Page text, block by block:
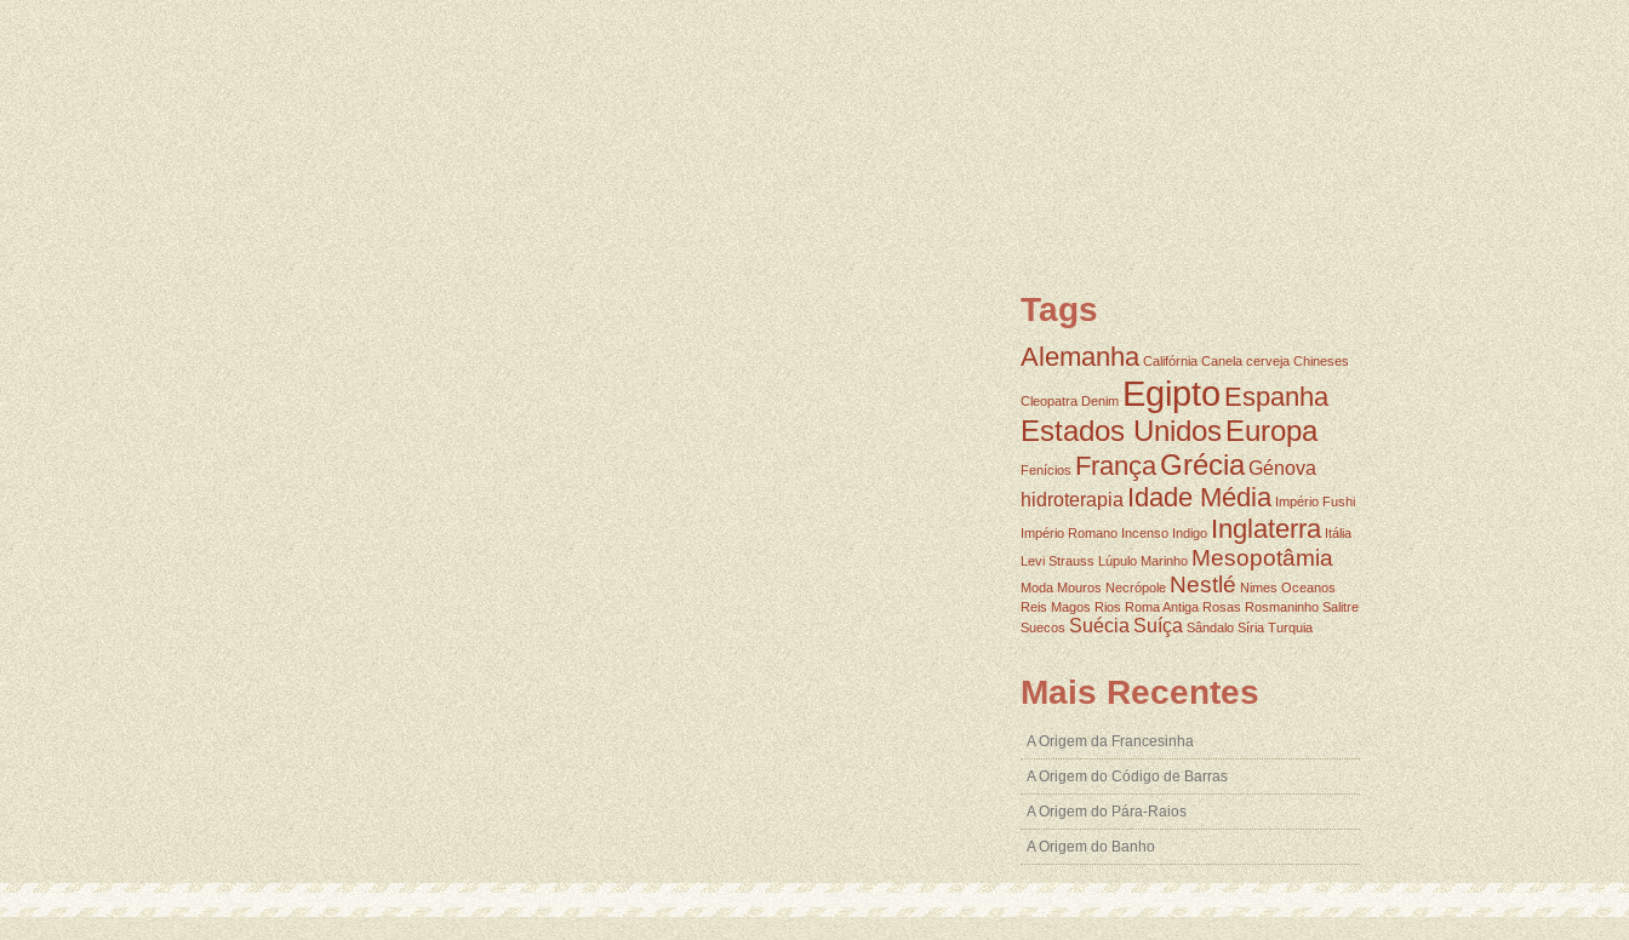
Tags
Alemanha Califórnia Canela cerveja Chineses
Cleopatra Denim EgiptoEspanha
Estados UnidosEuropa
Fenícios FrançaGréciaGénova
hidroterapiaIdade Média Império Fushi
Império Romano Incenso Indigo Inglaterra Itália
Levi Strauss Lúpulo Marinho Mesopotâmia
Moda Mouros Necrópole Nestlé Nimes Oceanos
Reis Magos Rios Roma Antiga Rosas Rosmaninho Salitre
Suecos Suécia Suíça Sândalo Síria Turquia
Mais Recentes
A Origem da Francesinha
A Origem do Código de Barras
A Origem do Pára-Raios
A Origem do Banho